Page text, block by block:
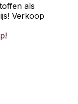
als
Verkoop
!